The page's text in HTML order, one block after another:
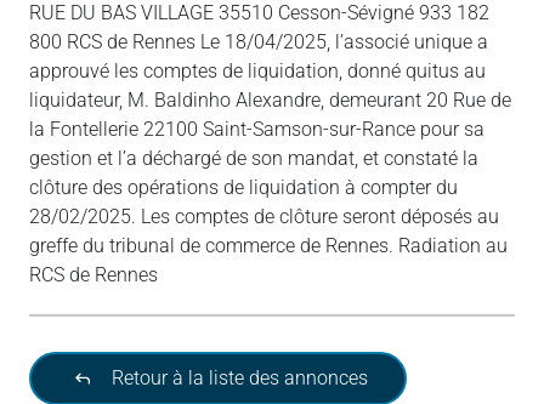
RUE DU BAS VILLAGE 35510 Cesson-Sévigné 933 182
800 RCS de Rennes Le 18/04/2025, l’associé unique a
approuvé les comptes de liquidation, donné quitus au
liquidateur, M. Baldinho Alexandre, demeurant 20 Rue de
la Fontellerie 22100 Saint-Samson-sur-Rance pour sa
gestion et l’a déchargé de son mandat, et constaté la
clôture des opérations de liquidation à compter du
28/02/2025. Les comptes de clôture seront déposés au
greffe du tribunal de commerce de Rennes. Radiation au
RCS de Rennes
Retour à la liste des annonces